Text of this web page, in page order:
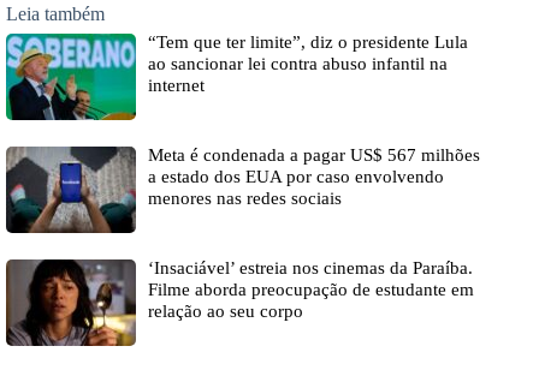
Leia também
“Tem que ter limite”, diz o presidente Lula
ao sancionar lei contra abuso infantil na
internet
Meta é condenada a pagar US$ 567 milhões
a estado dos EUA por caso envolvendo
menores nas redes sociais
‘Insaciável’ estreia nos cinemas da Paraíba.
Filme aborda preocupação de estudante em
relação ao seu corpo